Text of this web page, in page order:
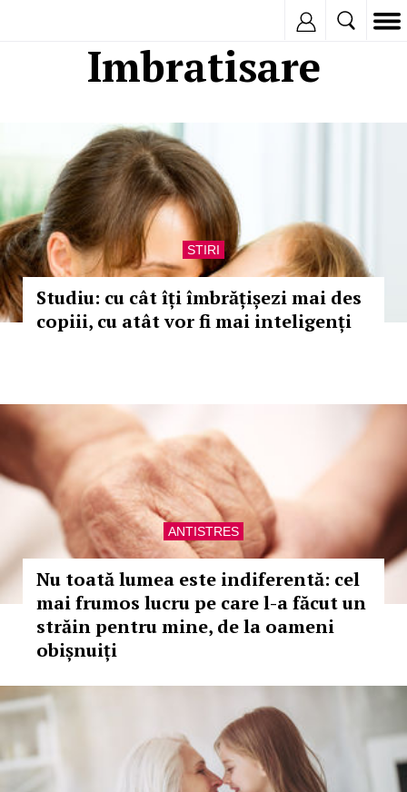
Imbratisare
STIRI
Studiu: cu cât îți îmbrățișezi mai des
copiii, cu atât vor fi mai inteligenți
ANTISTRES
Nu toată lumea este indiferentă: cel
mai frumos lucru pe care l-a făcut un
străin pentru mine, de la oameni
obișnuiți